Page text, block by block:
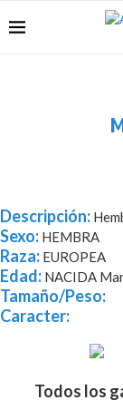
Descripción:
Sexo: HEMBRA
Raza: EUROPEA
Edad: NACIDA
Tamaño/Peso:
Caracter:
Todos los